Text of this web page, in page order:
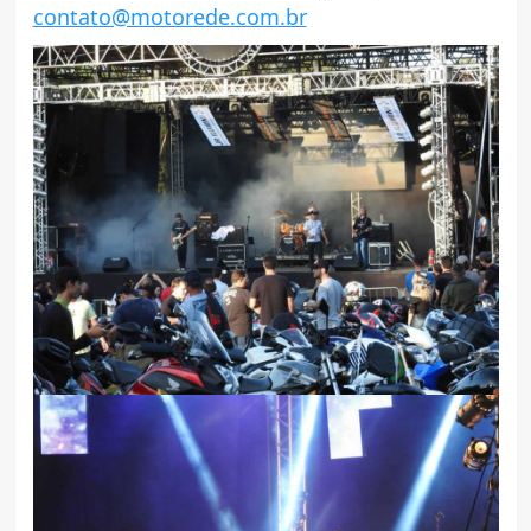
contato@motorede.com.br